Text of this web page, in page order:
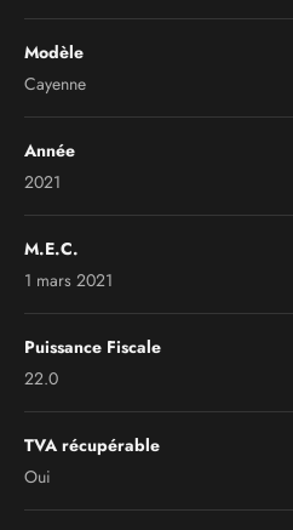
Modèle
Cayenne
Année
2021
M.E.C.
1 mars 2021
Puissance Fiscale
22.0
TVA récupérable
Oui